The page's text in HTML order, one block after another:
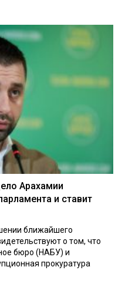
Арахамии
и ставит
ближайшего
о том, что
бюро (НАБУ) и
прокуратура